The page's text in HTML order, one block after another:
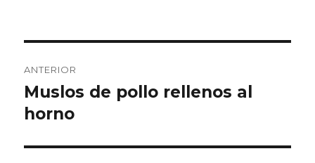
de
entradas
ANTERIOR
Entrada
anterior:
Muslos de pollo rellenos al
horno